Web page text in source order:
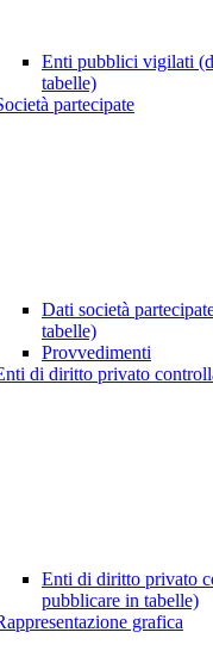
Enti pubblici vigilati
tabelle)
partecipate
Dati società
tabelle)
Provvedimenti
di diritto privato
Enti di diritto privato
pubblicare in tabelle)
grafica